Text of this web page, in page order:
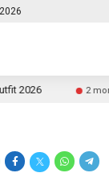
2026 2